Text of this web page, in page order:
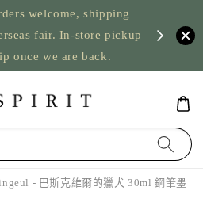
welcome, shipping
fair. In-store pickup
once we are back.
US
- 巴斯克維爾的獵犬 30ml 鋼筆墨